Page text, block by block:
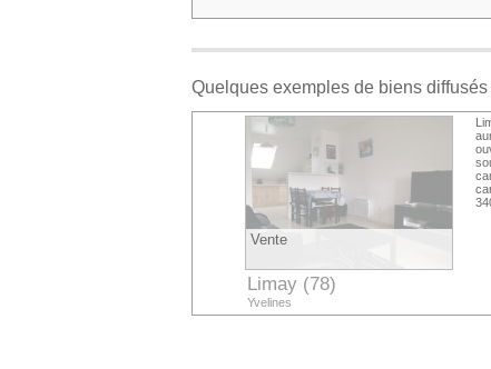
Quelques exemples de biens diffusés
Vente
Limay (78)
Yvelines